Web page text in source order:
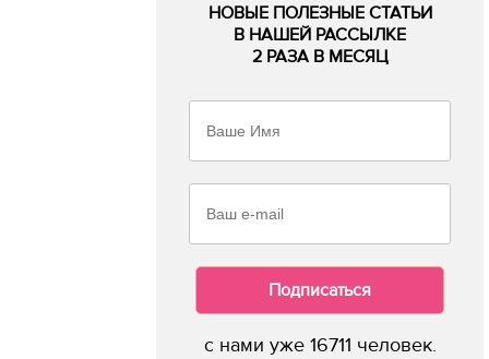
НОВЫЕ ПОЛЕЗНЫЕ СТАТЬИ
В НАШЕЙ РАССЫЛКЕ
2 РАЗА В МЕСЯЦ
Подписаться
с нами уже 16711 человек.